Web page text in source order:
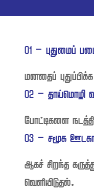
 - 

 - 
⁠
 - 
 
.